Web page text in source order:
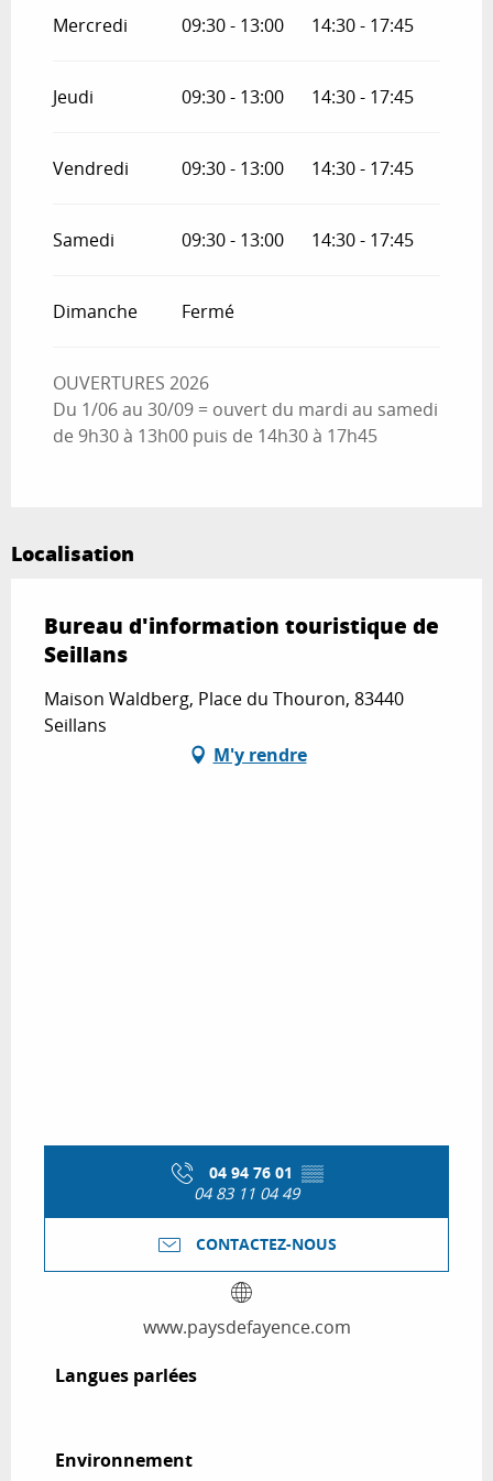
Du1 octobre 2026au 17 octobre 2026
Du20 octobre 2026au
Du3 novembre 2026
2026
Du12 novembre 2026au19 décembre
Du26 décembre 2026
Samedi 2 janvier 2027
Mercredi 09:30 - 13:00 14:30 - 17:45
Jeudi 09:30 - 13:00 14:30 - 17:45
Vendredi 09:30 - 13:00 14:30 - 17:45
Samedi 09:30 - 13:00 14:30 - 17:45
Dimanche Fermé
OUVERTURES 2026
Du 1/06 au 30/09 = ouvert du mardi au samedi
de 9h30 à 13h00 puis de 14h30 à 17h45
Localisation
Bureau d'information touristique de
Seillans
Maison Waldberg, Place du Thouron, 83440
Seillans
M'y rendre
04 94 76 01 ▒▒
04 83 11 04 49
CONTACTEZ-NOUS
www.paysdefayence.com
Langues parlées
Langues parlées
Environnement
Environnement